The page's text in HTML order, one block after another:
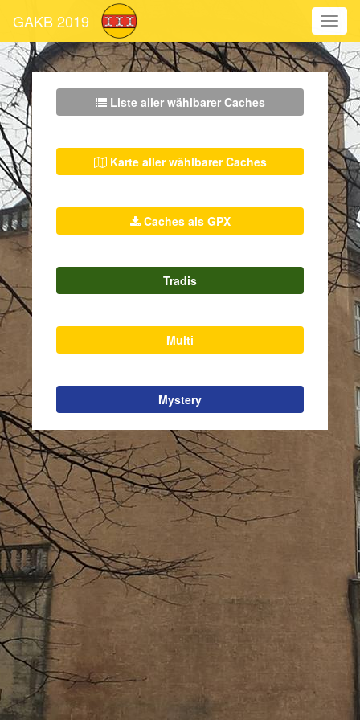
GAKB 2019
Liste aller wählbarer Caches
Karte aller wählbarer Caches
Caches als GPX
Tradis
Multi
Mystery